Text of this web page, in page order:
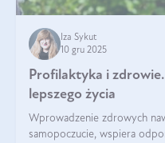
Iza Sykut
10 gru 2025
Profilaktyka i
lepszego życia
Wprowadzenie zdrowych
samopoczucie, wspiera